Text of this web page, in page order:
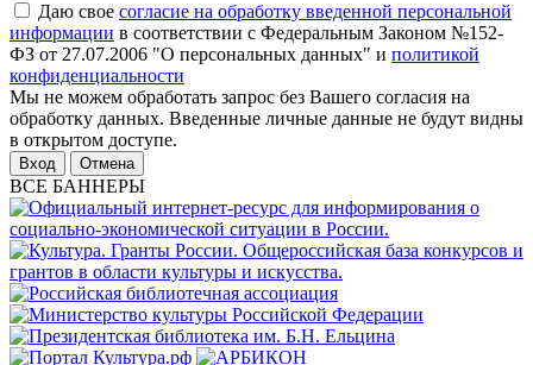
Даю свое согласие на обработку введенной персональной
информации в соответствии с Федеральным Законом №152-
ФЗ от 27.07.2006 "О персональных данных" и политикой
конфиденциальности
Мы не можем обработать запрос без Вашего согласия на
обработку данных. Введенные личные данные не будут видны
в открытом доступе.
Отмена
ВСЕ БАННЕРЫ